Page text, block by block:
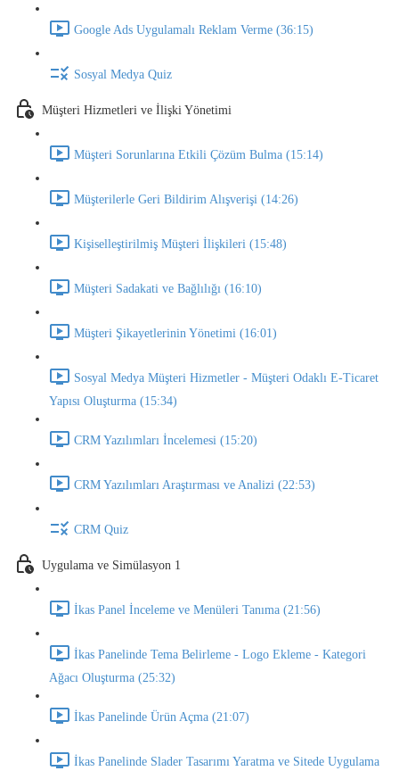
Google Ads Uygulamalı Reklam Verme (36:15)
Sosyal Medya Quiz
Müşteri Hizmetleri ve İlişki Yönetimi
Müşteri Sorunlarına Etkili Çözüm Bulma (15:14)
Müşterilerle Geri Bildirim Alışverişi (14:26)
Kişiselleştirilmiş Müşteri İlişkileri (15:48)
Müşteri Sadakati ve Bağlılığı (16:10)
Müşteri Şikayetlerinin Yönetimi (16:01)
Sosyal Medya Müşteri Hizmetler - Müşteri Odaklı E-Ticaret
Yapısı Oluşturma (15:34)
CRM Yazılımları İncelemesi (15:20)
CRM Yazılımları Araştırması ve Analizi (22:53)
CRM Quiz
Uygulama ve Simülasyon 1
İkas Panel İnceleme ve Menüleri Tanıma (21:56)
İkas Panelinde Tema Belirleme - Logo Ekleme - Kategori
Ağacı Oluşturma (25:32)
İkas Panelinde Ürün Açma (21:07)
İkas Panelinde Slader Tasarımı Yaratma ve Sitede Uygulama